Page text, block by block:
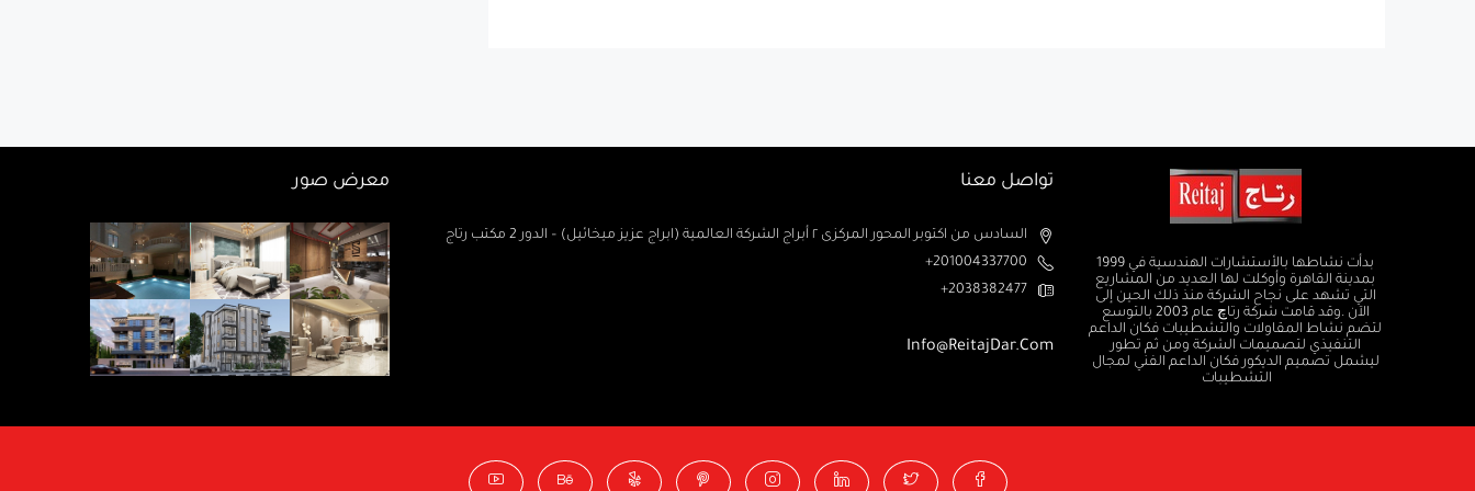
بدأت نشاطها بالأستشارات الهندسية في 1999
بمدينة القاهرة وأوكلت لها العديد من المشاريع
التي تشهد على نجاح الشركة منذ ذلك الحين إلى
الآن .وقد قامت شركة رتاچ عام 2003 بالتوسع
لتضم نشاط المقاولات والتشطيبات فكان الداعم
التنفيذي لتصميمات الشركة ومن ثم تطور
ليشمل تصميم الديكور فكان الداعم الفني لمجال
التشطيبات
تواصل معنا
السادس من اكتوبر المحور المركزى ٢ أبراج الشركة العالمية (ابراج عزيز ميخائيل) – الدور 2 مكتب رتاج
201004337700+
2038382477+
Info@ReitajDar.com
معرض صور